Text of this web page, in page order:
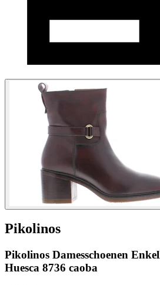
Pikolinos
Pikolinos Damesschoenen
Huesca 8736 caoba